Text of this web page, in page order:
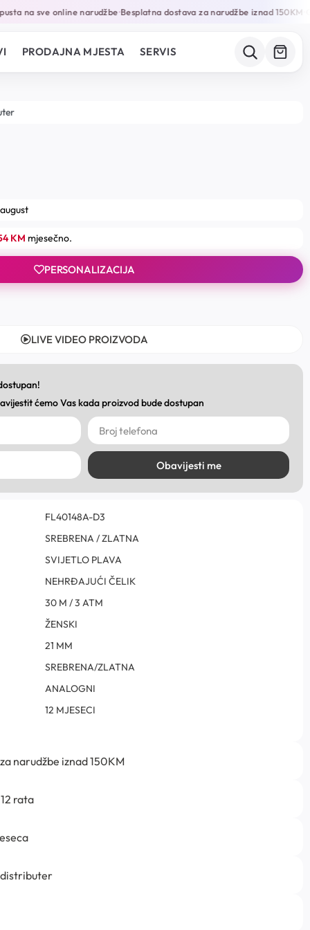
na sve online narudžbe•Besplatna dostava za narudžbe iznad 150KM•
PRODAJNA MJESTA SERVIS
KM mjesečno.
PERSONALIZACIJA
LIVE VIDEO PROIZVODA
ćemo Vas kada proizvod bude dostupan
Obavijesti me
FL40148A-D3
SREBRENA / ZLATNA
SVIJETLO PLAVA
NEHRĐAJUĆI ČELIK
30 M / 3 ATM
ŽENSKI
21 MM
SREBRENA/ZLATNA
ANALOGNI
12 MJESECI
narudžbe iznad 150KM
rata